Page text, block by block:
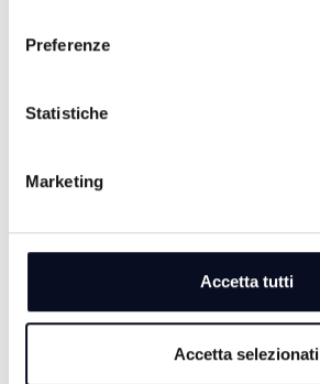
Preferenze
Statistiche
Marketing
Accetta tutti
Accetta selezionati